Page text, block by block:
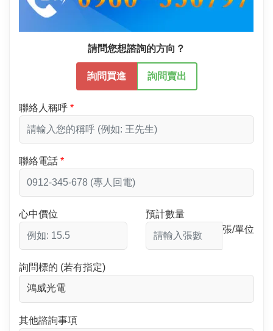
請問您想諮詢的方向？
詢問買進 詢問賣出
聯絡人稱呼
聯絡電話
心中價位
預計數量
張/單位
詢問標的 (若有指定)
其他諮詢事項